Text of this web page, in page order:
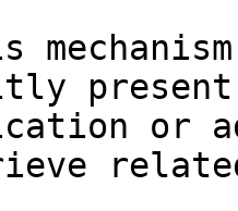
present
or